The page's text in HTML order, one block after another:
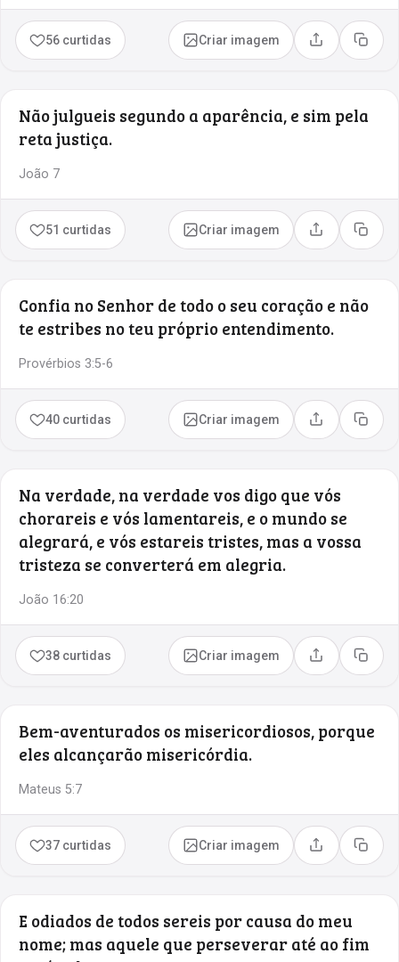
56 curtidas Criar imagem Compartilhar
Copiar
Não julgueis segundo a aparência, e sim pela
reta justiça.
João 7
51 curtidas Criar imagem Compartilhar
Copiar
Confia no Senhor de todo o seu coração e não
te estribes no teu próprio entendimento.
Provérbios 3:5-6
40 curtidas Criar imagem Compartilhar
Copiar
Na verdade, na verdade vos digo que vós
chorareis e vós lamentareis, e o mundo se
alegrará, e vós estareis tristes, mas a vossa
tristeza se converterá em alegria.
João 16:20
38 curtidas Criar imagem Compartilhar
Copiar
Bem-aventurados os misericordiosos, porque
eles alcançarão misericórdia.
Mateus 5:7
37 curtidas Criar imagem Compartilhar
Copiar
E odiados de todos sereis por causa do meu
nome; mas aquele que perseverar até ao fim